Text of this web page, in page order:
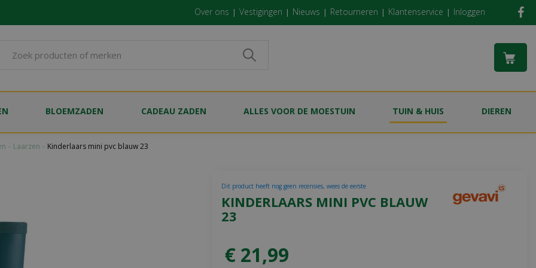
Laarzen Kinderlaars mini pvc blauw 23
Over ons Vestigingen Nieuws Retourneren Klantenservice Inloggen
BLOEMZADEN CADEAU ZADEN ALLES VOOR DE MOESTUIN TUIN & HUIS DIEREN
KINDERLAARS MINI PVC BLAUW
23
Dit product heeft nog geen recensies, wees de eerste
€ 21,99